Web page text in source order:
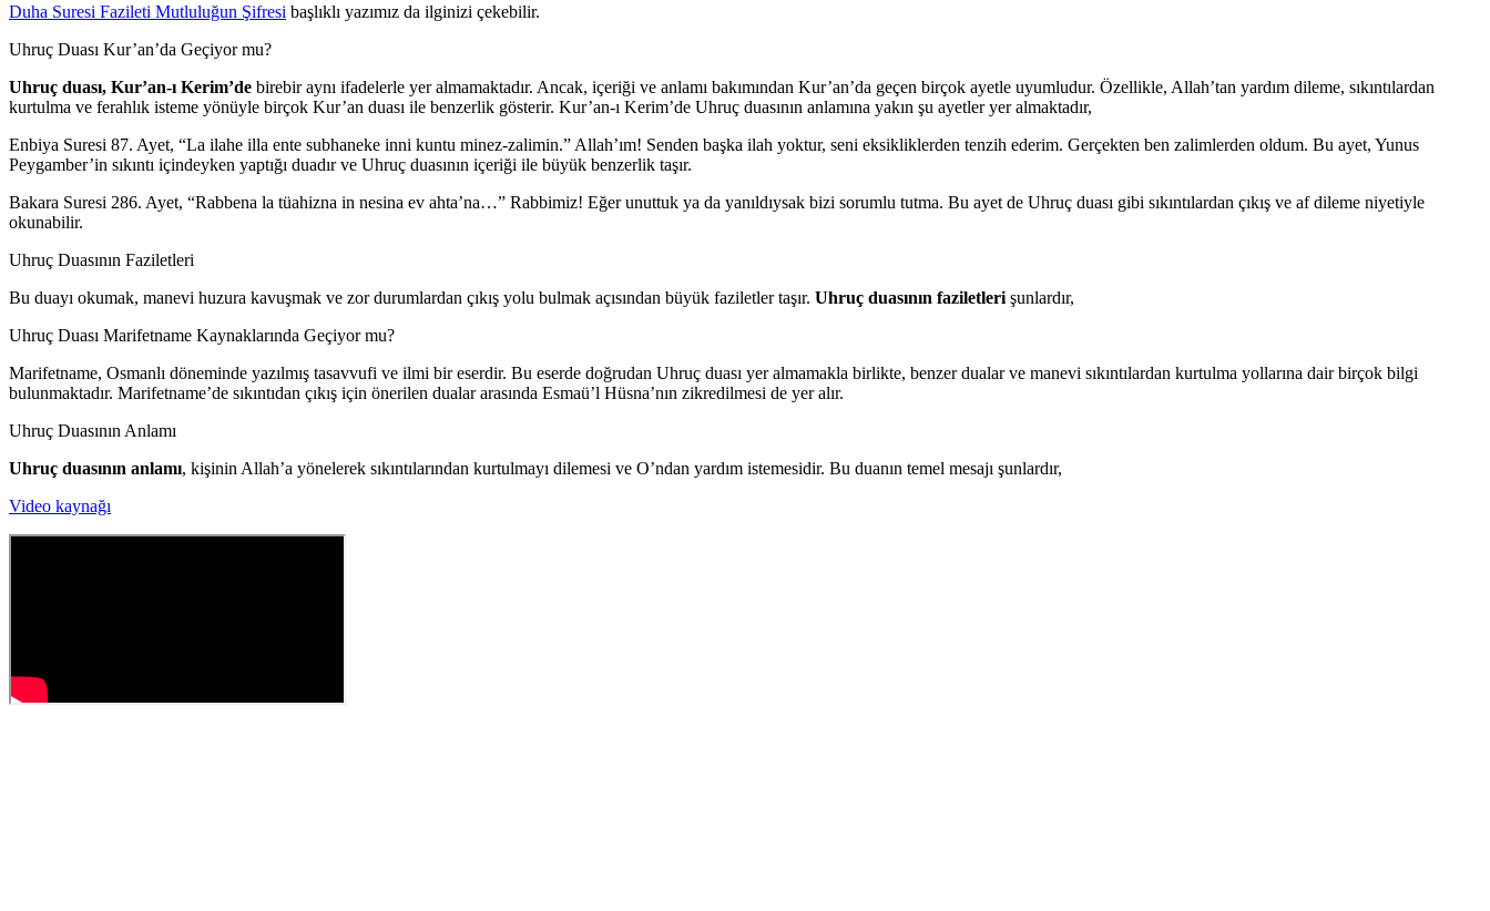
Duha Suresi Fazileti Mutluluğun Şifresi başlıklı yazımız da ilginizi çekebilir.
Uhruç Duası Kur’an’da Geçiyor mu?
Uhruç duası, Kur’an-ı Kerim’de birebir aynı ifadelerle yer almamaktadır. Ancak, içeriği ve anlamı bakımından Kur’an’da geçen birçok ayetle uyumludur. Özellikle, Allah’tan yardım dileme, sıkıntılardan
kurtulma ve ferahlık isteme yönüyle birçok Kur’an duası ile benzerlik gösterir. Kur’an-ı Kerim’de Uhruç duasının anlamına yakın şu ayetler yer almaktadır,
Enbiya Suresi 87. Ayet, “La ilahe illa ente subhaneke inni kuntu minez-zalimin.” Allah’ım! Senden başka ilah yoktur, seni eksikliklerden tenzih ederim. Gerçekten ben zalimlerden oldum. Bu ayet, Yunus
Peygamber’in sıkıntı içindeyken yaptığı duadır ve Uhruç duasının içeriği ile büyük benzerlik taşır.
Bakara Suresi 286. Ayet, “Rabbena la tüahizna in nesina ev ahta’na…” Rabbimiz! Eğer unuttuk ya da yanıldıysak bizi sorumlu tutma. Bu ayet de Uhruç duası gibi sıkıntılardan çıkış ve af dileme niyetiyle
okunabilir.
Uhruç Duasının Faziletleri
Bu duayı okumak, manevi huzura kavuşmak ve zor durumlardan çıkış yolu bulmak açısından büyük faziletler taşır. Uhruç duasının faziletleri şunlardır,
Uhruç Duası Marifetname Kaynaklarında Geçiyor mu?
Marifetname, Osmanlı döneminde yazılmış tasavvufi ve ilmi bir eserdir. Bu eserde doğrudan Uhruç duası yer almamakla birlikte, benzer dualar ve manevi sıkıntılardan kurtulma yollarına dair birçok bilgi
bulunmaktadır. Marifetname’de sıkıntıdan çıkış için önerilen dualar arasında Esmaü’l Hüsna’nın zikredilmesi de yer alır.
Uhruç Duasının Anlamı
Uhruç duasının anlamı, kişinin Allah’a yönelerek sıkıntılarından kurtulmayı dilemesi ve O’ndan yardım istemesidir. Bu duanın temel mesajı şunlardır,
Video kaynağı